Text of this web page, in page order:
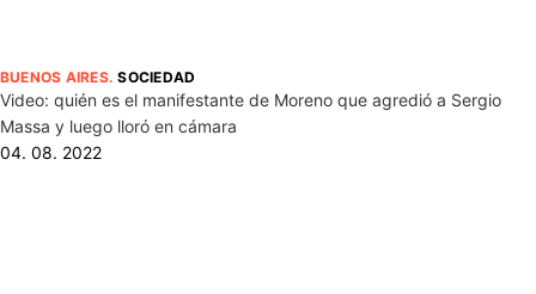
BUENOS AIRES.SOCIEDAD
Video: quién es el manifestante de Moreno que agredió a Sergio
Massa y luego lloró en cámara
04. 08. 2022